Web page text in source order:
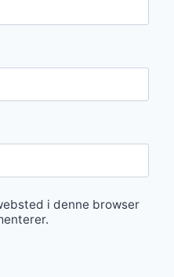
i denne browser